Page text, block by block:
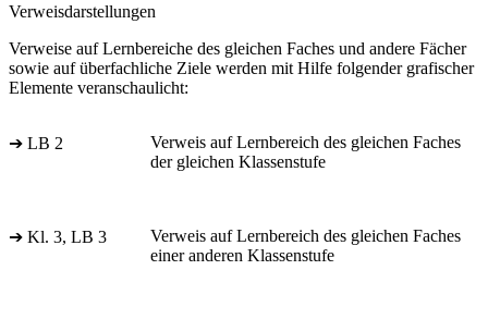
Verweisdarstellungen
Verweise auf Lernbereiche des gleichen Faches und andere Fächer
sowie auf überfachliche Ziele werden mit Hilfe folgender grafischer
Elemente veranschaulicht:
➔ LB 2
Verweis auf Lernbereich des gleichen Faches
der gleichen Klassenstufe
➔ Kl. 3, LB 3
Verweis auf Lernbereich des gleichen Faches
einer anderen Klassenstufe